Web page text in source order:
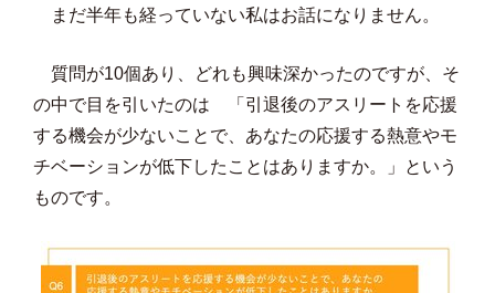
まだ半年も経っていない私はお話になりません。
質問が10個あり、どれも興味深かったのですが、そ
の中で目を引いたのは 「引退後のアスリートを応援
する機会が少ないことで、あなたの応援する熱意やモ
チベーションが低下したことはありますか。」という
ものです。